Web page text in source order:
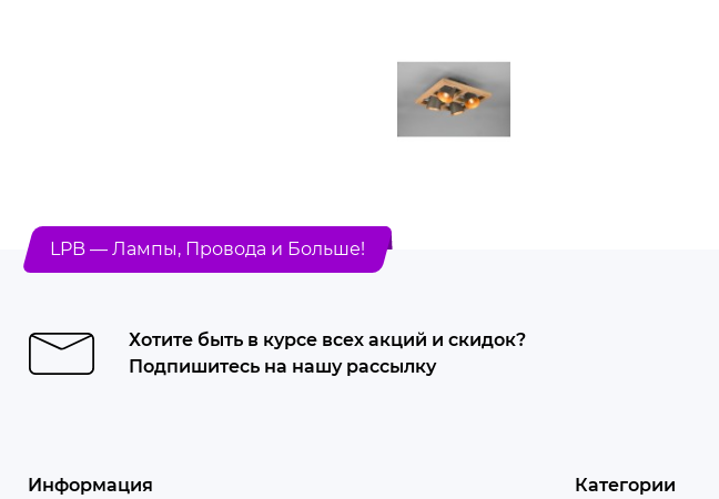
LPB — Лампы, Провода и Больше!
Хотите быть в курсе всех акций и скидок?
Подпишитесь на нашу рассылку
Информация Категории